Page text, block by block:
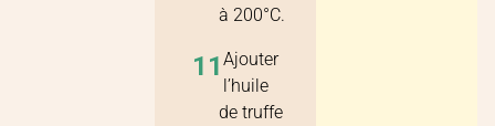
à 200°C.
11 Ajouter
l’huile
de truffe